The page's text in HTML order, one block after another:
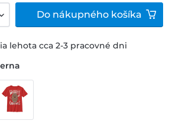
lehota cca 2-3 pracovné dni
Do nákupného košíka